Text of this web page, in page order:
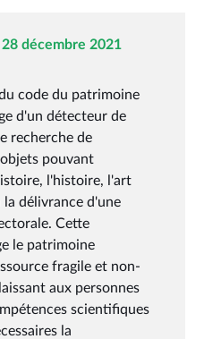
décembre 2021
code du patrimoine
d'un détecteur de
recherche de
pouvant
l'histoire, l'art
délivrance d'une
Cette
le patrimoine
fragile et non-
aux personnes
scientifiques
la